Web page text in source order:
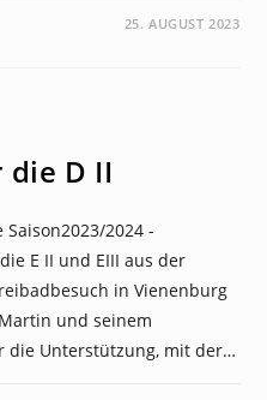
25. AUGUST 2023
D II
2024 -
E II und EIII aus der
in Vienenburg
und seinem
die Unterstützung, mit der…